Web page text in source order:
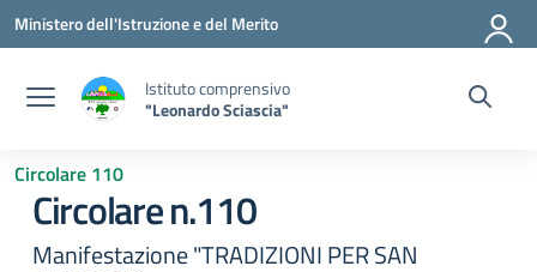
Vai ai contenuti
Vai al menu di navigazione
Vai al footer
Ministero dell'Istruzione e del Merito
Istituto comprensivo
"Leonardo Sciascia"
Circolare 110
Circolare n.110
Manifestazione "TRADIZIONI PER SAN